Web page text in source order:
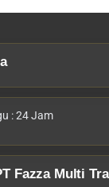
: 24 Jam
Fazza Multi